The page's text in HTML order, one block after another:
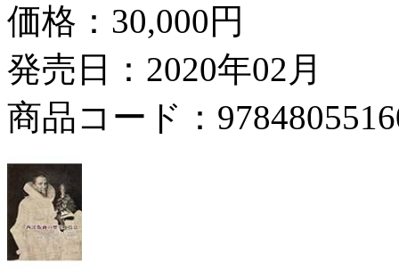
価格： 30,000円
発売日：2020年02月
商品コード：